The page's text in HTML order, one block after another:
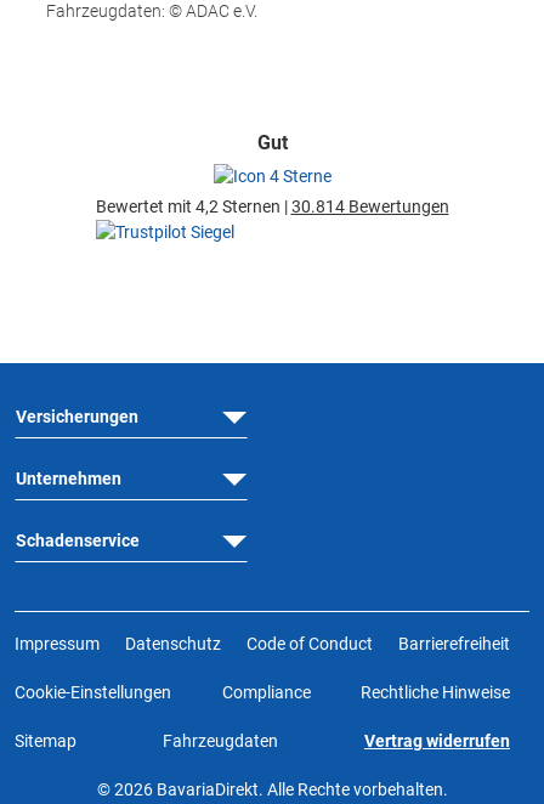
Fahrzeugdaten: © ADAC e.V.
Gut
Bewertet mit 4,2 Sternen |30.814 Bewertungen
Versicherungen
Unternehmen
Schadenservice
Impressum Datenschutz Code of Conduct Barrierefreiheit
Cookie-Einstellungen Compliance Rechtliche Hinweise
Sitemap Fahrzeugdaten Vertrag widerrufen
© 2026 BavariaDirekt. Alle Rechte vorbehalten.